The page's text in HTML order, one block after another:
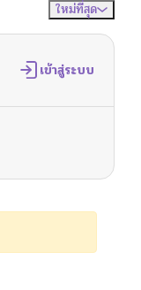
ใหม่ที่สุด
เข้าสู่ระบบ